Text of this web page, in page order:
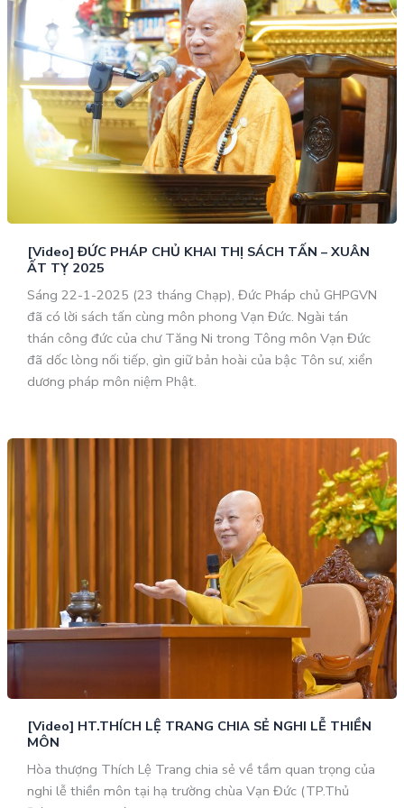
[Video] ĐỨC PHÁP CHỦ KHAI THỊ SÁCH TẤN – XUÂN
ẤT TỴ 2025
Sáng 22-1-2025 (23 tháng Chạp), Đức Pháp chủ GHPGVN
đã có lời sách tấn cùng môn phong Vạn Đức. Ngài tán
thán công đức của chư Tăng Ni trong Tông môn Vạn Đức
đã dốc lòng nối tiếp, gìn giữ bản hoài của bậc Tôn sư, xiển
dương pháp môn niệm Phật.
[Video] HT.THÍCH LỆ TRANG CHIA SẺ NGHI LỄ THIỀN
MÔN
Hòa thượng Thích Lệ Trang chia sẻ về tầm quan trọng của
nghi lễ thiền môn tại hạ trường chùa Vạn Đức (TP.Thủ